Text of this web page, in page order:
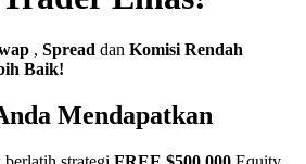
, Spread dan Komisi Rendah
Baik!
Mendapatkan